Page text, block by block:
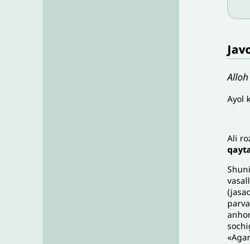
Ayol
Ali